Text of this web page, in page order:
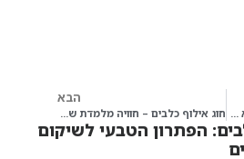
הבא
הפתרון הטבעי לשיקום